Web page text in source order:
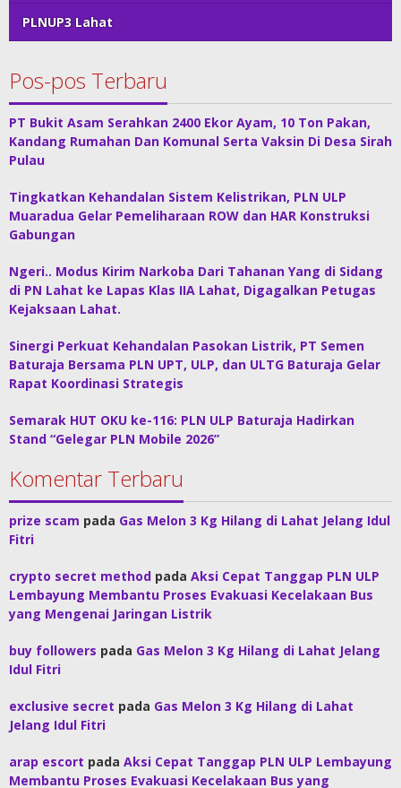
PLNUP3 Lahat
Pos-pos Terbaru
PT Bukit Asam Serahkan 2400 Ekor Ayam, 10 Ton Pakan,
Kandang Rumahan Dan Komunal Serta Vaksin Di Desa Sirah
Pulau
Tingkatkan Kehandalan Sistem Kelistrikan, PLN ULP
Muaradua Gelar Pemeliharaan ROW dan HAR Konstruksi
Gabungan
Ngeri.. Modus Kirim Narkoba Dari Tahanan Yang di Sidang
di PN Lahat ke Lapas Klas IIA Lahat, Digagalkan Petugas
Kejaksaan Lahat.
Sinergi Perkuat Kehandalan Pasokan Listrik, PT Semen
Baturaja Bersama PLN UPT, ULP, dan ULTG Baturaja Gelar
Rapat Koordinasi Strategis
Semarak HUT OKU ke-116: PLN ULP Baturaja Hadirkan
Stand “Gelegar PLN Mobile 2026”
Komentar Terbaru
prize scam pada Gas Melon 3 Kg Hilang di Lahat Jelang Idul
Fitri
crypto secret method pada Aksi Cepat Tanggap PLN ULP
Lembayung Membantu Proses Evakuasi Kecelakaan Bus
yang Mengenai Jaringan Listrik
buy followers pada Gas Melon 3 Kg Hilang di Lahat Jelang
Idul Fitri
exclusive secret pada Gas Melon 3 Kg Hilang di Lahat
Jelang Idul Fitri
arap escort pada Aksi Cepat Tanggap PLN ULP Lembayung
Membantu Proses Evakuasi Kecelakaan Bus yang